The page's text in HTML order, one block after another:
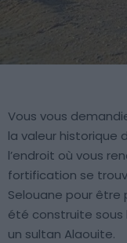
Vous vous
la valeur historique
l’endroit où vous
fortification se
Selouane pour être
été construite sous
un sultan Alaouite.